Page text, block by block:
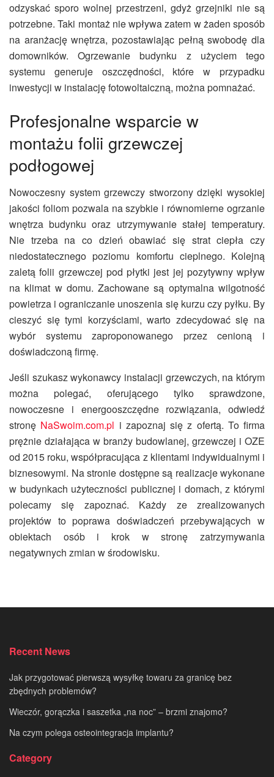
odzyskać sporo wolnej przestrzeni, gdyż grzejniki nie są
potrzebne. Taki montaż nie wpływa zatem w żaden sposób
na aranżację wnętrza, pozostawiając pełną swobodę dla
domowników. Ogrzewanie budynku z użyciem tego
systemu generuje oszczędności, które w przypadku
inwestycji w instalację fotowoltaiczną, można pomnażać.
Profesjonalne wsparcie w
montażu folii grzewczej
podłogowej
Nowoczesny system grzewczy stworzony dzięki wysokiej
jakości foliom pozwala na szybkie i równomierne ogrzanie
wnętrza budynku oraz utrzymywanie stałej temperatury.
Nie trzeba na co dzień obawiać się strat ciepła czy
niedostatecznego poziomu komfortu cieplnego. Kolejną
zaletą folii grzewczej pod płytki jest jej pozytywny wpływ
na klimat w domu. Zachowane są optymalna wilgotność
powietrza i ograniczanie unoszenia się kurzu czy pyłku. By
cieszyć się tymi korzyściami, warto zdecydować się na
wybór systemu zaproponowanego przez cenioną i
doświadczoną firmę.
Jeśli szukasz wykonawcy instalacji grzewczych, na którym
można polegać, oferującego tylko sprawdzone,
nowoczesne i energooszczędne rozwiązania, odwiedź
stronę NaSwoim.com.pl i zapoznaj się z ofertą. To firma
prężnie działająca w branży budowlanej, grzewczej i OZE
od 2015 roku, współpracująca z klientami indywidualnymi i
biznesowymi. Na stronie dostępne są realizacje wykonane
w budynkach użyteczności publicznej i domach, z którymi
polecamy się zapoznać. Każdy ze zrealizowanych
projektów to poprawa doświadczeń przebywających w
obiektach osób i krok w stronę zatrzymywania
negatywnych zmian w środowisku.
Recent News
Jak przygotować pierwszą wysyłkę towaru za granicę bez
zbędnych problemów?
Wieczór, gorączka i saszetka „na noc” – brzmi znajomo?
Na czym polega osteointegracja implantu?
Category